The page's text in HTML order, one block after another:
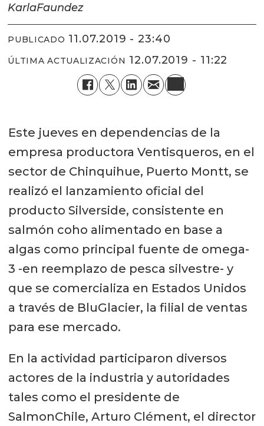
KarlaFaundez
PUBLICADO 11.07.2019 - 23:40
ÚLTIMA ACTUALIZACIÓN 12.07.2019 - 11:22
Este jueves en dependencias de la
empresa productora Ventisqueros, en el
sector de Chinquihue, Puerto Montt, se
realizó el lanzamiento oficial del
producto Silverside, consistente en
salmón coho alimentado en base a
algas como principal fuente de omega-
3 -en reemplazo de pesca silvestre- y
que se comercializa en Estados Unidos
a través de BluGlacier, la filial de ventas
para ese mercado.
En la actividad participaron diversos
actores de la industria y autoridades
tales como el presidente de
SalmonChile, Arturo Clément, el director